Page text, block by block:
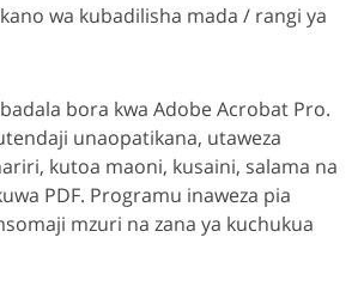
wa kubadilisha mada / rangi ya
bora kwa Adobe Acrobat Pro.
unaopatikana, utaweza
kutoa maoni, kusaini, salama na
PDF. Programu inaweza pia
mzuri na zana ya kuchukua